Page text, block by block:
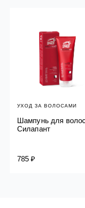
УХОД ЗА ВОЛОСАМИ
Шампунь для волос
Силапант
785 ₽